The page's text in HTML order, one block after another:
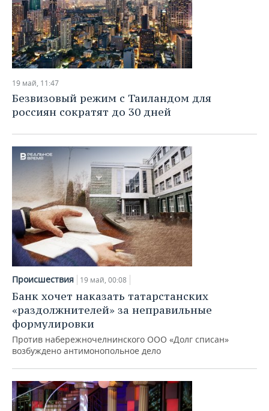
19 май, 11:47
Безвизовый режим с Таиландом для
россиян сократят до 30 дней
Происшествия 19 май, 00:08
Банк хочет наказать татарстанских
«раздолжнителей» за неправильные
формулировки
Против набережночелнинского ООО «Долг списан»
возбуждено антимонопольное дело